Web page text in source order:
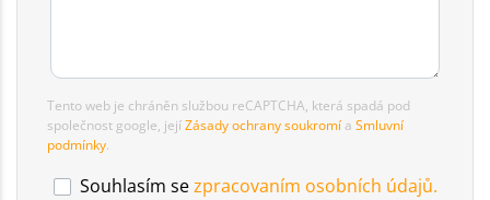
Tento web je chráněn službou reCAPTCHA, která spadá pod
společnost google, jejíZásady ochrany soukromí a Smluvní
podmínky.
Souhlasím sezpracovaním osobních údajů.